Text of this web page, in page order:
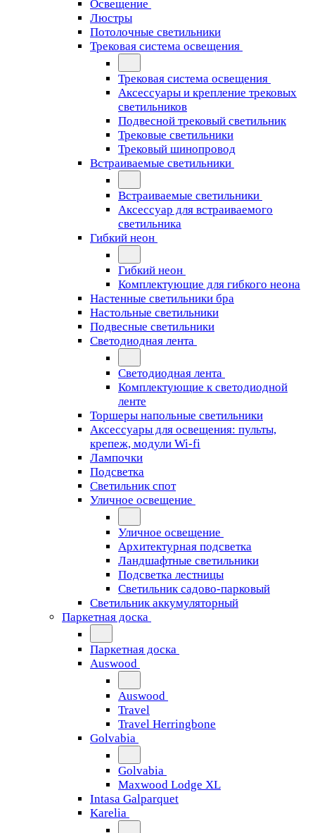
Освещение
Люстры
Потолочные светильники
Трековая система освещения
Трековая система освещения
Аксессуары и крепление трековых
светильников
Подвесной трековый светильник
Трековые светильники
Трековый шинопровод
Встраиваемые светильники
Встраиваемые светильники
Аксессуар для встраиваемого
светильника
Гибкий неон
Гибкий неон
Комплектующие для гибкого неона
Настенные светильники бра
Настольные светильники
Подвесные светильники
Светодиодная лента
Светодиодная лента
Комплектующие к светодиодной
ленте
Торшеры напольные светильники
Аксессуары для освещения: пульты,
крепеж, модули Wi-fi
Лампочки
Подсветка
Светильник спот
Уличное освещение
Уличное освещение
Архитектурная подсветка
Ландшафтные светильники
Подсветка лестницы
Светильник садово-парковый
Светильник аккумуляторный
Паркетная доска
Паркетная доска
Auswood
Auswood
Travel
Travel Herringbone
Golvabia
Golvabia
Maxwood Lodge XL
Intasa Galparquet
Karelia